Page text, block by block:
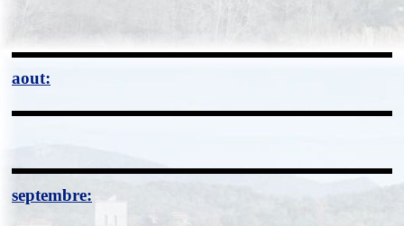
aout:
septembre: